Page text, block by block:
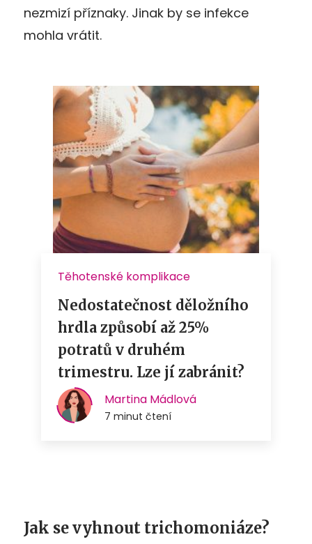
nezmizí příznaky. Jinak by se infekce
mohla vrátit.
Jak se vyhnout trichomoniáze?